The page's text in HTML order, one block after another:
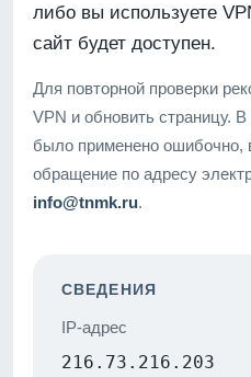
либо вы используете
сайт будет доступен.
Для повторной проверки
VPN и обновить страницу.
было применено ошибочно,
обращение по адресу
info@tnmk.ru.
СВЕДЕНИЯ
IP-адрес
216.73.216.203